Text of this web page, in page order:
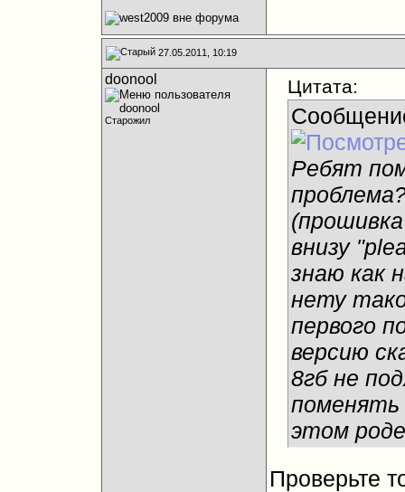
27.05.2011, 10:19
doonool
Старожил
Цитата:
Ребят
внизу
знаю как
нету
первого
версию
8гб не
поменять
этом
Проверьте